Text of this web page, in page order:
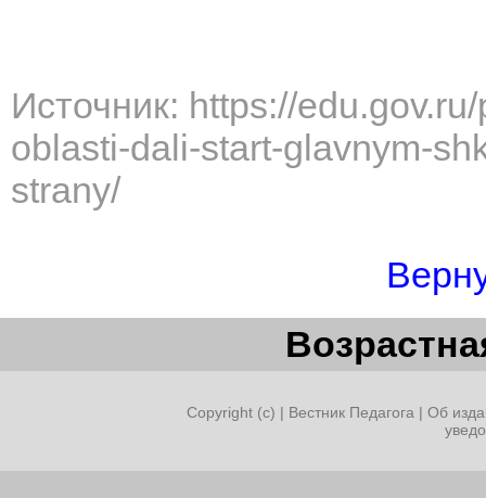
Источник: https://
oblasti-dali-start-glavnym-
strany/
Copyright (c) | Вестник Педагога | Об